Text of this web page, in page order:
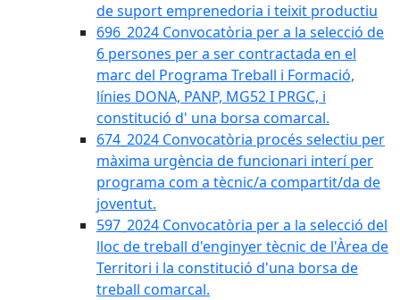
de suport emprenedoria i teixit productiu
696_2024 Convocatòria per a la selecció de
6 persones per a ser contractada en el
marc del Programa Treball i Formació,
línies DONA, PANP, MG52 I PRGC, i
constitució d' una borsa comarcal.
674_2024 Convocatòria procés selectiu per
màxima urgència de funcionari interí per
programa com a tècnic/a compartit/da de
joventut.
597_2024 Convocatòria per a la selecció del
lloc de treball d'enginyer tècnic de l'Àrea de
Territori i la constitució d'una borsa de
treball comarcal.